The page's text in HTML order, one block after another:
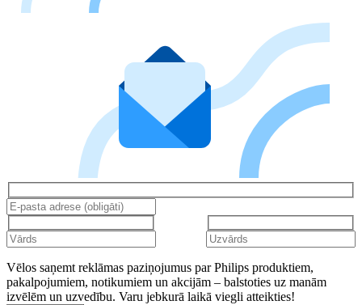
Vēlos saņemt reklāmas paziņojumus par Philips produktiem,
pakalpojumiem, notikumiem un akcijām – balstoties uz manām
izvēlēm un uzvedību. Varu jebkurā laikā viegli atteikties!